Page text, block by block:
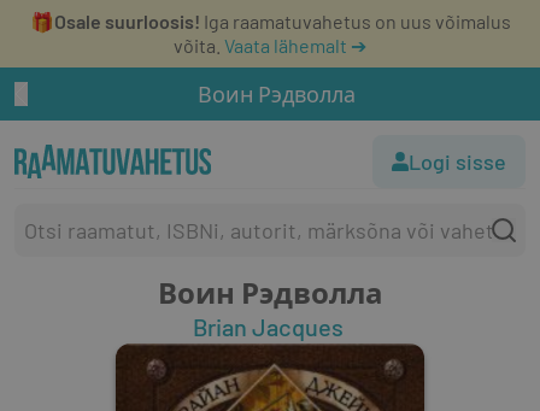
🎁Osale suurloosis! Iga raamatuvahetus on uus võimalus
võita. Vaata lähemalt ➔
Воин Рэдволла
Logi sisse
Воин Рэдволла
Brian Jacques